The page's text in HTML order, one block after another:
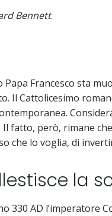
Bennett.
Papa Francesco sta
Il Cattolicesimo
Il fatto, però, rimane
che lo voglia, di
la
330 AD l’imperatore